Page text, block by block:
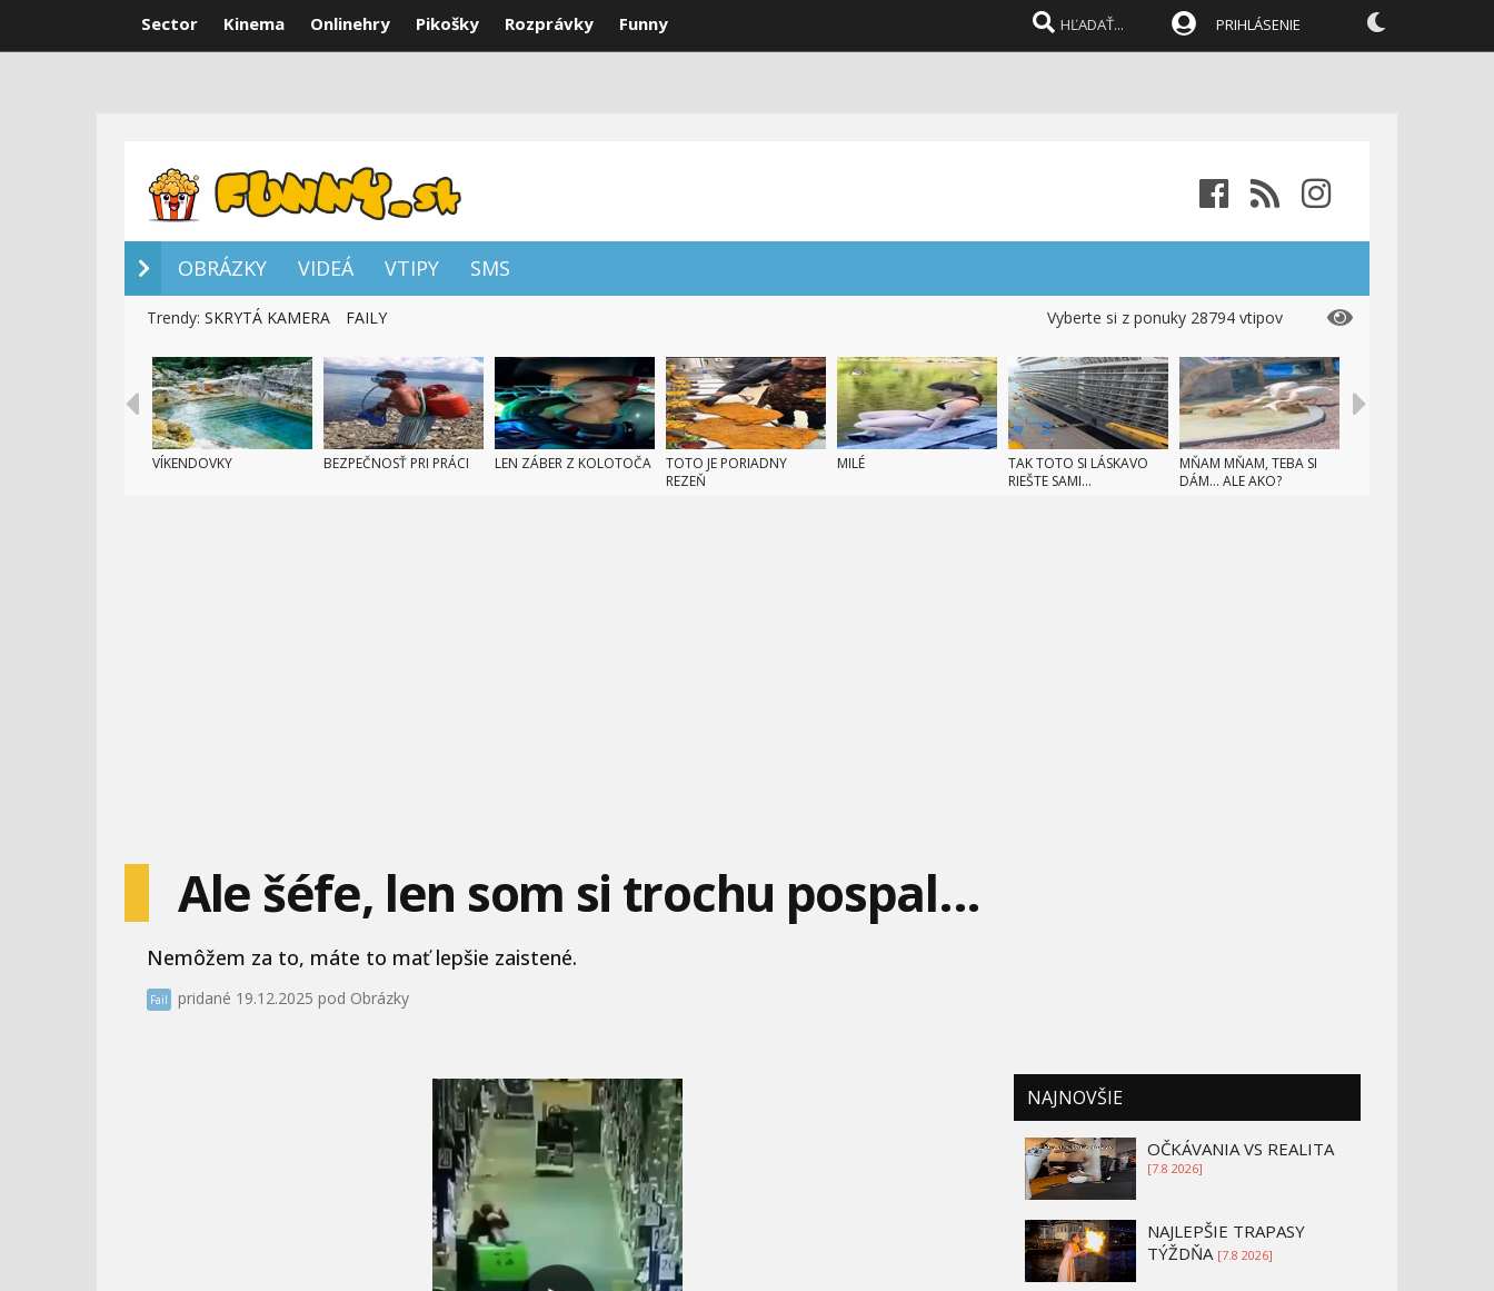
Sector Kinema Onlinehry Pikošky Rozprávky Funny PRIHLÁSENIE
OBRÁZKY VIDEÁ VTIPY SMS
Vyberte si z ponuky 28794 vtipov
Trendy: SKRYTÁ KAMERA FAILY
VÍKENDOVKY BEZPEČNOSŤ PRI PRÁCI LEN ZÁBER Z KOLOTOČA
TOTO JE PORIADNY
REZEŇ
MILÉ
TAK TOTO SI LÁSKAVO
RIEŠTE SAMI...
MŇAM MŇAM, TEBA SI
DÁM... ALE AKO?
Ale šéfe, len som si trochu pospal...
Nemôžem za to, máte to mať lepšie zaistené.
Fail pridané 19.12.2025 pod Obrázky
NAJNOVŠIE
OČKÁVANIA VS REALITA
[7.8 2026]
NAJLEPŠIE TRAPASY
TÝŽDŇA [7.8 2026]